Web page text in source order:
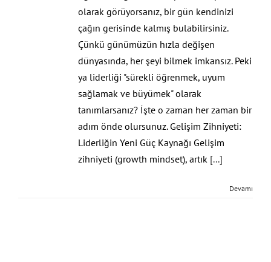
olarak görüyorsanız, bir gün kendinizi
çağın gerisinde kalmış bulabilirsiniz.
Çünkü günümüzün hızla değişen
dünyasında, her şeyi bilmek imkansız. Peki
ya liderliği "sürekli öğrenmek, uyum
sağlamak ve büyümek" olarak
tanımlarsanız? İşte o zaman her zaman bir
adım önde olursunuz. Gelişim Zihniyeti:
Liderliğin Yeni Güç Kaynağı Gelişim
zihniyeti (growth mindset), artık [...]
Devamı